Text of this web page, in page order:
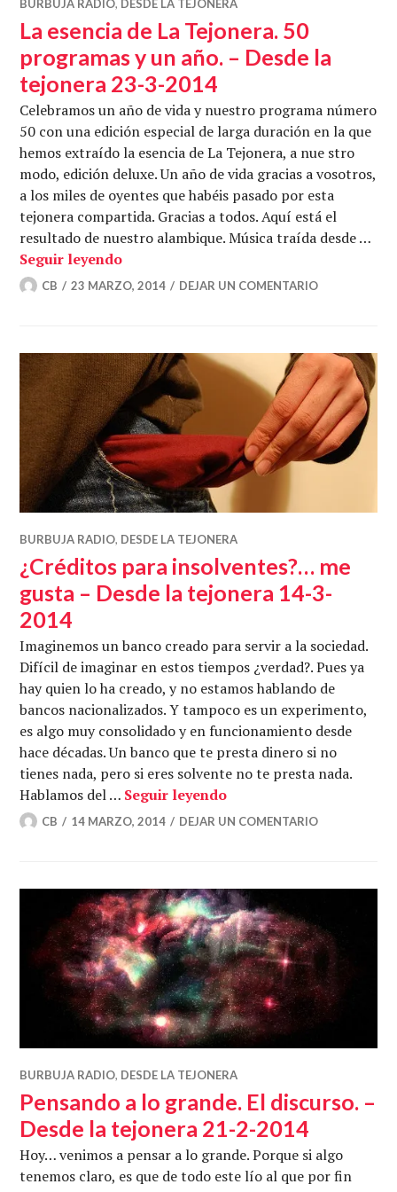
BURBUJA RADIO, DESDE LA TEJONERA
La esencia de La Tejonera. 50
programas y un año. – Desde la
tejonera 23-3-2014
Celebramos un año de vida y nuestro programa número
50 con una edición especial de larga duración en la que
hemos extraído la esencia de La Tejonera, a nue stro
modo, edición deluxe. Un año de vida gracias a vosotros,
a los miles de oyentes que habéis pasado por esta
tejonera compartida. Gracias a todos. Aquí está el
resultado de nuestro alambique. Música traída desde …
Seguir leyendoLa esencia de La Tejonera. 50
CB 23 MARZO, 2014 DEJAR UN COMENTARIO
BURBUJA RADIO, DESDE LA TEJONERA
¿Créditos para insolventes?… me
gusta – Desde la tejonera 14-3-
2014
Imaginemos un banco creado para servir a la sociedad.
Difícil de imaginar en estos tiempos ¿verdad?. Pues ya
hay quien lo ha creado, y no estamos hablando de
bancos nacionalizados. Y tampoco es un experimento,
es algo muy consolidado y en funcionamiento desde
hace décadas. Un banco que te presta dinero si no
tienes nada, pero si eres solvente no te presta nada.
Hablamos del … Seguir leyendo¿Créditos para
CB 14 MARZO, 2014 DEJAR UN COMENTARIO
BURBUJA RADIO, DESDE LA TEJONERA
Pensando a lo grande. El discurso. –
Desde la tejonera 21-2-2014
Hoy… venimos a pensar a lo grande. Porque si algo
tenemos claro, es que de todo este lío al que por fin